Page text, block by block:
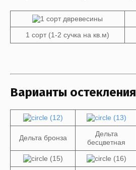
1 сорт (1-2 сучка на кв.м)
Варианты остекления
Дельта бронза
Дельта
бесцветная